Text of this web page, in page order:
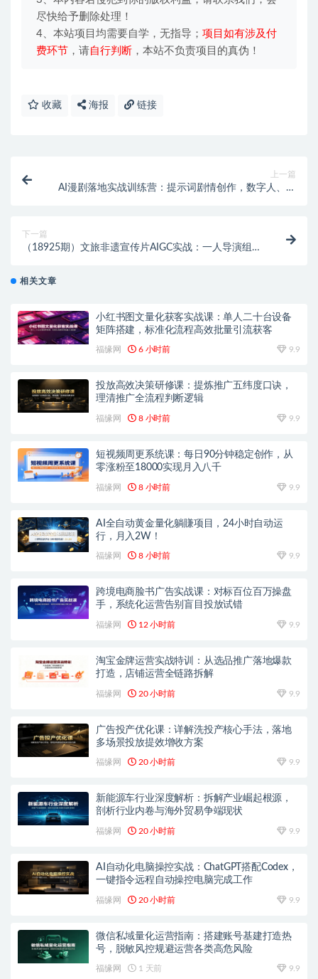
尽快给予删除处理！
4、本站项目均需要自学，无指导； 项目如有涉及付
费环节 ，请自行判断 ，本站不负责项目的真伪！
收藏 海报 链接
上一篇
AI漫剧落地实战训练营：提示词剧情创作，数字人、图
下一篇
（18925期）文旅非遗宣传片AIGC实战：一人导演组从
相关文章
小红书图文量化获客实战课：单人二十台设备
矩阵搭建，标准化流程高效批量引流获客
福缘网 6 小时前 9.9
投放高效决策研修课：提炼推广五纬度口诀，
理清推广全流程判断逻辑
福缘网 8 小时前 9.9
短视频周更系统课：每日90分钟稳定创作，从
零涨粉至18000实现月入八千
福缘网 8 小时前 9.9
AI全自动黄金量化躺賺项目，24小时自动运
行，月入2W！
福缘网 8 小时前 9.9
跨境电商脸书广告实战课：对标百位百万操盘
手，系统化运营告别盲目投放试错
福缘网 12 小时前 9.9
淘宝金牌运营实战特训：从选品推广落地爆款
打造，店铺运营全链路拆解
福缘网 20 小时前 9.9
广告投产优化课：详解洗投产核心手法，落地
多场景投放提效增收方案
福缘网 20 小时前 9.9
新能源车行业深度解析：拆解产业崛起根源，
剖析行业内卷与海外贸易争端现状
福缘网 20 小时前 9.9
AI自动化电脑操控实战：ChatGPT搭配Codex，
一键指令远程自动操控电脑完成工作
福缘网 20 小时前 9.9
微信私域量化运营指南：搭建账号基建打造热
号，脱敏风控规避运营各类高危风险
福缘网 1 天前 9.9